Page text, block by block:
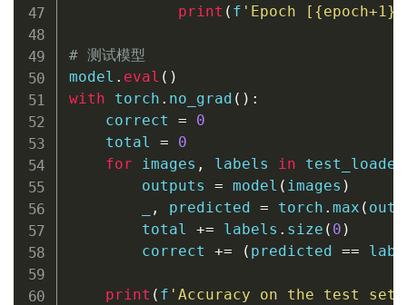
print ( f 'Epoch [ {epoch+1}
# 测试模型
model . eval ( )
with torch . no_grad ( ) :
    correct
=
0
    total
=
0
for images , labels in test_loader
        outputs
= model ( images )
, predicted = torch . max (
        total
+= labels . size ( 0 )
        correct
+= ( predicted ==
print ( f 'Accuracy on the test